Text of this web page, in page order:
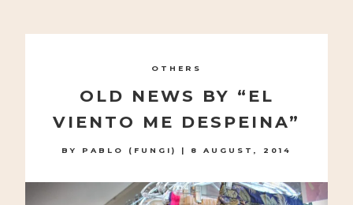
OTHERS
OLD NEWS BY “EL
VIENTO ME DESPEINA”
BY PABLO (FUNGI) | 8 AUGUST, 2014